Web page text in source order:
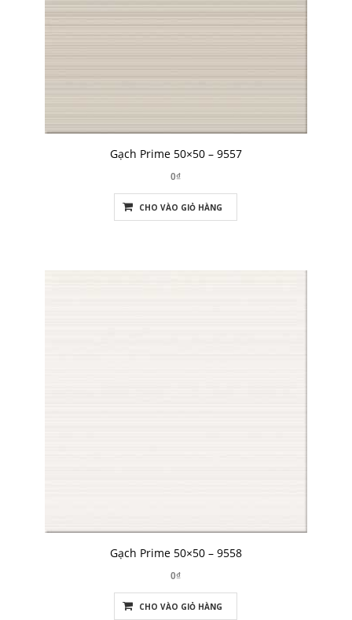
Gạch Prime 50×50 – 9557
0₫
CHO VÀO GIỎ HÀNG
Gạch Prime 50×50 – 9558
0₫
CHO VÀO GIỎ HÀNG